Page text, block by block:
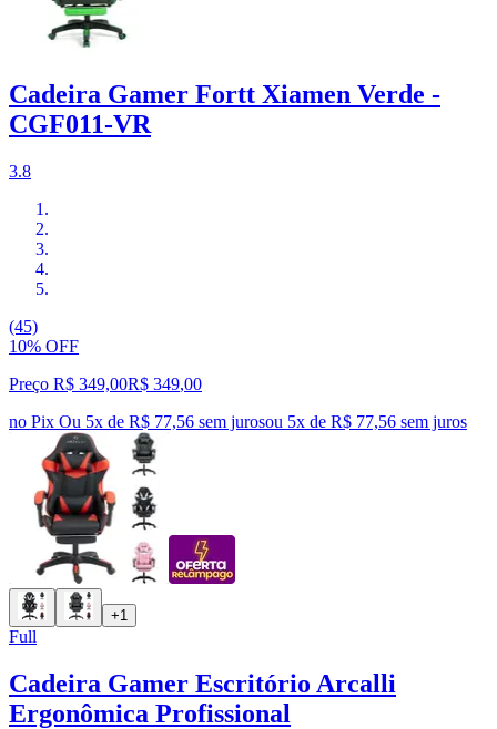
Cadeira Gamer Fortt Xiamen Verde -
CGF011-VR
3.8
(45)
10% OFF
Preço R$ 349,00R$ 349,00
no Pix Ou 5x de R$ 77,56 sem jurosou 5x de R$ 77,56 sem juros
+1
Full
Cadeira Gamer Escritório Arcalli
Ergonômica Profissional